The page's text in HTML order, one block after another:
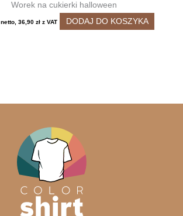
Worek na cukierki halloween
netto,36,90zł z VAT DODAJ DO KOSZYKA